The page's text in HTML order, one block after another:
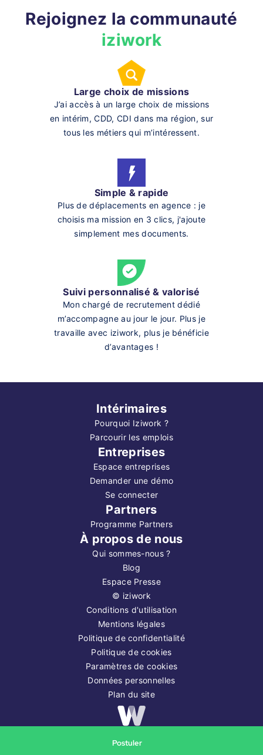
Postuler
Rejoignez la communauté
iziwork
Large choix de missions
J’ai accès à un large choix de missions
en intérim, CDD, CDI dans ma région, sur
tous les métiers qui m’intéressent.
Simple & rapide
Plus de déplacements en agence : je
choisis ma mission en 3 clics, j'ajoute
simplement mes documents.
Suivi personnalisé & valorisé
Mon chargé de recrutement dédié
m’accompagne au jour le jour. Plus je
travaille avec iziwork, plus je bénéficie
d’avantages !
Intérimaires
Pourquoi Iziwork ?
Parcourir les emplois
Entreprises
Espace entreprises
Demander une démo
Se connecter
Partners
Programme Partners
À propos de nous
Qui sommes-nous ?
Blog
Espace Presse
© iziwork
Conditions d'utilisation
Mentions légales
Politique de confidentialité
Politique de cookies
Paramètres de cookies
Données personnelles
Plan du site